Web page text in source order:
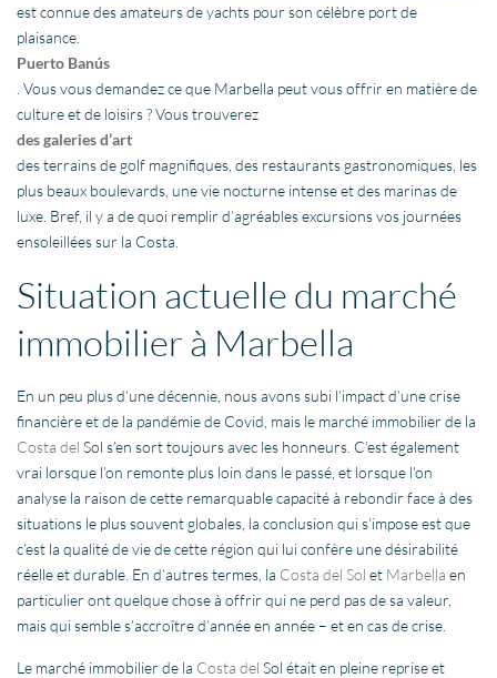
est connue des amateurs de yachts pour son célèbre port de
plaisance.
Puerto Banús
. Vous vous demandez ce que Marbella peut vous offrir en matière de
culture et de loisirs ? Vous trouverez
des galeries d’art
des terrains de golf magnifiques, des restaurants gastronomiques, les
plus beaux boulevards, une vie nocturne intense et des marinas de
luxe. Bref, il y a de quoi remplir d’agréables excursions vos journées
ensoleillées sur la Costa.
Situation actuelle du marché
immobilier à Marbella
En un peu plus d’une décennie, nous avons subi l’impact d’une crise
financière et de la pandémie de Covid, mais le marché immobilier de la
Costa del Sol s’en sort toujours avec les honneurs. C’est également
vrai lorsque l’on remonte plus loin dans le passé, et lorsque l’on
analyse la raison de cette remarquable capacité à rebondir face à des
situations le plus souvent globales, la conclusion qui s’impose est que
c’est la qualité de vie de cette région qui lui confère une désirabilité
réelle et durable. En d’autres termes, la Costa del Sol et Marbella en
particulier ont quelque chose à offrir qui ne perd pas de sa valeur,
mais qui semble s’accroître d’année en année – et en cas de crise.
Le marché immobilier de la Costa del Sol était en pleine reprise et